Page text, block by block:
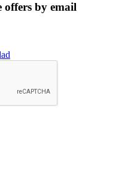
offers by email